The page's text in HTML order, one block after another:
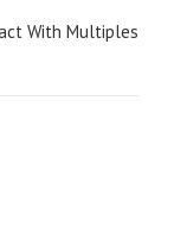
With Multiples